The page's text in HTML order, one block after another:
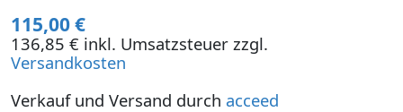
115,00 €
136,85 € inkl. Umsatzsteuer zzgl.
Versandkosten
Verkauf und Versand durch acceed